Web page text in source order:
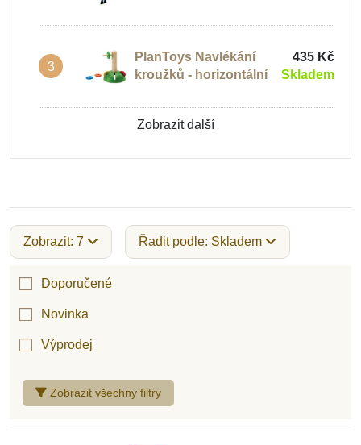
3
PlanToys Navlékání
kroužků - horizontální
435 Kč
Skladem
Zobrazit další
Zobrazit: 7 Řadit podle: Skladem
Zobrazit všechny filtry
Doporučené
Novinka
Výprodej